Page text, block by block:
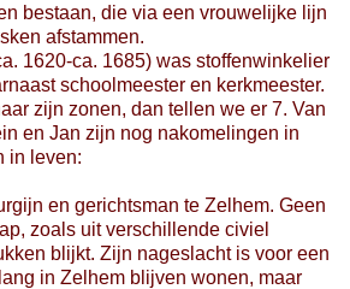
bestaan, die via een vrouwelijke lijn
afstammen.
1620-ca. 1685) was stoffenwinkelier
schoolmeester en kerkmeester.
zijn zonen, dan tellen we er 7. Van
en Jan zijn nog nakomelingen in
in leven:
en gerichtsman te Zelhem. Geen
zoals uit verschillende civiel
blijkt. Zijn nageslacht is voor een
in Zelhem blijven wonen, maar